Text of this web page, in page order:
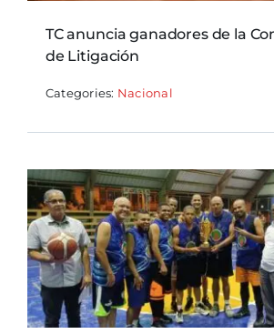
TC anuncia ganadores de la
de Litigación
Categories: Nacional